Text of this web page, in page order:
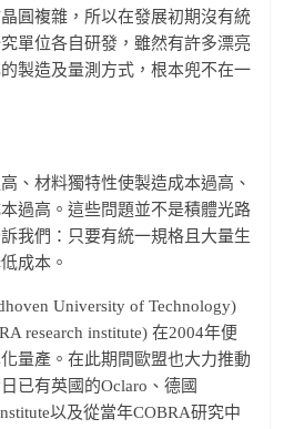
圓複雜，所以在發展初期沒有統
單位各自研發，雖然有許多漂亮
製造及量測方式，根本兜不在一
、材料獨特性使製造成本過高、
過高。這些問題並不是積體光路
我們：只要有統一規格且大量生
成本。
University of Technology)
research institute) 在2004年便
量產。在此期間歐盟也大力推動
已有英國的Oclaro、德國
以及從當年COBRA研究中